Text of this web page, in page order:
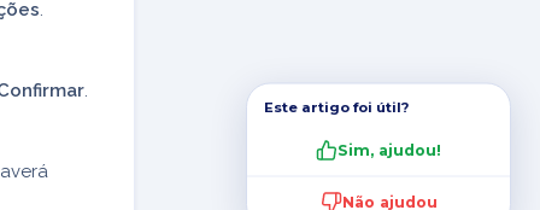
Este artigo foi útil?
Sim, ajudou!
Não ajudou